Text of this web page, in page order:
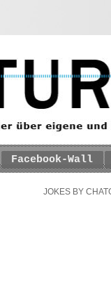
Facebook-Wall
JOKES BY